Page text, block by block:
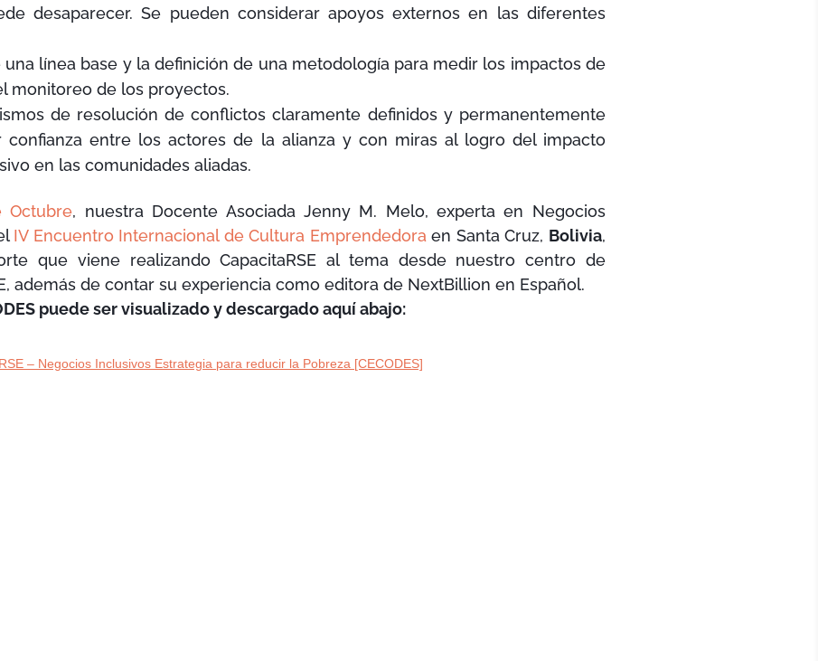
desaparecer. Se pueden considerar apoyos externos en las diferentes
línea base y la definición de una metodología para medir los impactos de
monitoreo de los proyectos.
de resolución de conflictos claramente definidos y permanentemente
confianza entre los actores de la alianza y con miras al logro del impacto
en las comunidades aliadas.
Octubre, nuestra Docente Asociada Jenny M. Melo, experta en Negocios
IV Encuentro Internacional de Cultura Emprendedora en Santa Cruz, Bolivia,
que viene realizando CapacitaRSE al tema desde nuestro centro de
además de contar su experiencia como editora de NextBillion en Español.
puede ser visualizado y descargado aquí abajo:
RSE – Negocios Inclusivos Estrategia para reducir la Pobreza [CECODES]